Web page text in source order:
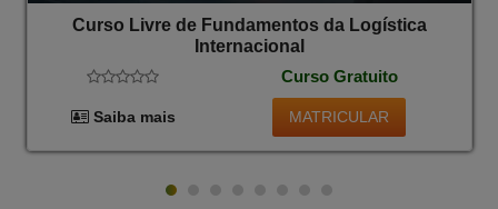
Curso Livre de Fundamentos da Logística
Internacional
Curso Gratuito
Saiba mais MATRICULAR